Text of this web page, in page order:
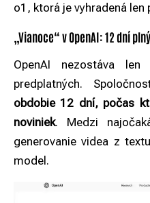
o1, ktorá je vyhradená len
„Vianoce“ v OpenAI: 12 dní
OpenAI nezostáva
predplatných.
obdobie 12 dní, počas
noviniek. Medzi
generovanie videa z
model.